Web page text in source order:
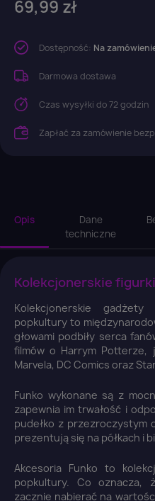
69,99 zł
Dostępność: Na
Darmowa dostawa
Czas wysyłki do 72 godzin
Zapłać za zamówienie
Opis
Dane
techniczne
Kolekcjonerskie
Kolekcjonerskie gadżety
popkultury to
głowami podbiły serca
filmów o Harrym Potterze,
Marvela, DC Comics oraz
Funko wykonane są z
zapewnia im trwałość i
pudełko z przezroczystym
prezentują się na półkach i
Akcesoria Funko to
popkultury. Co oznacza,
zacznie nabierać na